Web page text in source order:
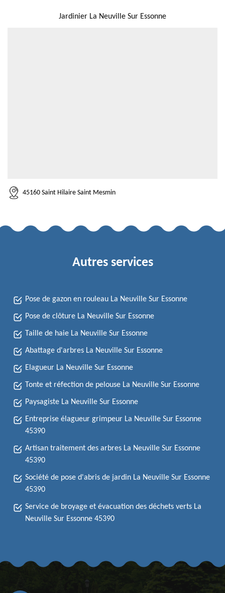
Jardinier La Neuville Sur Essonne
45160 Saint Hilaire Saint Mesmin
Autres services
Pose de gazon en rouleau La Neuville Sur Essonne
Pose de clôture La Neuville Sur Essonne
Taille de haie La Neuville Sur Essonne
Abattage d'arbres La Neuville Sur Essonne
Elagueur La Neuville Sur Essonne
Tonte et réfection de pelouse La Neuville Sur Essonne
Paysagiste La Neuville Sur Essonne
Entreprise élagueur grimpeur La Neuville Sur Essonne
45390
Artisan traitement des arbres La Neuville Sur Essonne
45390
Société de pose d'abris de jardin La Neuville Sur Essonne
45390
Service de broyage et évacuation des déchets verts La
Neuville Sur Essonne 45390